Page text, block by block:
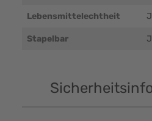
Lebensmittelechtheit
Stapelbar